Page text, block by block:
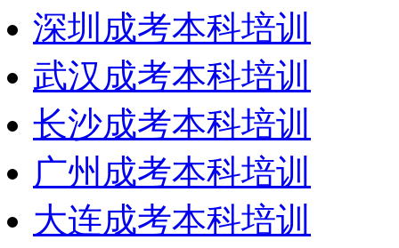
深圳成考本科培训
武汉成考本科培训
长沙成考本科培训
广州成考本科培训
大连成考本科培训